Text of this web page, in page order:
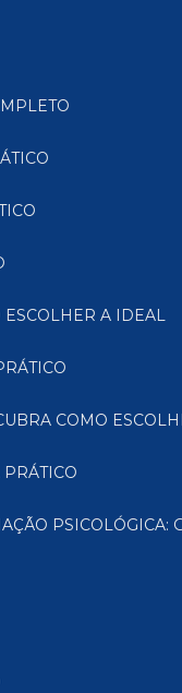
ESCOLHER A IDEAL
COMO